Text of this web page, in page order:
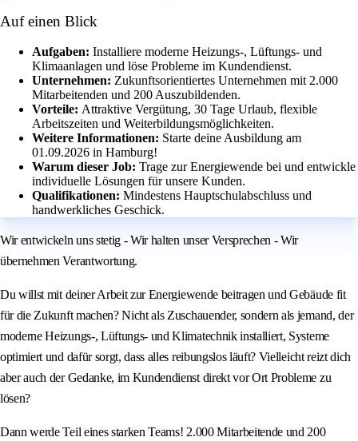
Auf einen Blick
Aufgaben: Installiere moderne Heizungs-, Lüftungs- und
Klimaanlagen und löse Probleme im Kundendienst.
Unternehmen: Zukunftsorientiertes Unternehmen mit 2.000
Mitarbeitenden und 200 Auszubildenden.
Vorteile: Attraktive Vergütung, 30 Tage Urlaub, flexible
Arbeitszeiten und Weiterbildungsmöglichkeiten.
Weitere Informationen: Starte deine Ausbildung am
01.09.2026 in Hamburg!
Warum dieser Job: Trage zur Energiewende bei und entwickle
individuelle Lösungen für unsere Kunden.
Qualifikationen: Mindestens Hauptschulabschluss und
handwerkliches Geschick.
Wir entwickeln uns stetig - Wir halten unser Versprechen - Wir
übernehmen Verantwortung.
Du willst mit deiner Arbeit zur Energiewende beitragen und Gebäude fit
für die Zukunft machen? Nicht als Zuschauender, sondern als jemand, der
moderne Heizungs-, Lüftungs- und Klimatechnik installiert, Systeme
optimiert und dafür sorgt, dass alles reibungslos läuft? Vielleicht reizt dich
aber auch der Gedanke, im Kundendienst direkt vor Ort Probleme zu
lösen?
Dann werde Teil eines starken Teams! 2.000 Mitarbeitende und 200